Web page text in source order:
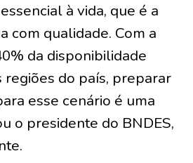
à vida, que é a
com qualidade. Com a
da disponibilidade
regiões do país, preparar
esse cenário é uma
o presidente do BNDES,